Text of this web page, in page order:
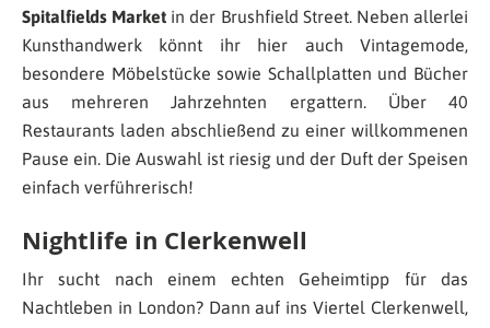
Spitalfields Market in der Brushfield Street. Neben allerlei
Kunsthandwerk könnt ihr hier auch Vintagemode,
besondere Möbelstücke sowie Schallplatten und Bücher
aus mehreren Jahrzehnten ergattern. Über 40
Restaurants laden abschließend zu einer willkommenen
Pause ein. Die Auswahl ist riesig und der Duft der Speisen
einfach verführerisch!
Nightlife in Clerkenwell
Ihr sucht nach einem echten Geheimtipp für das
Nachtleben in London? Dann auf ins Viertel Clerkenwell,